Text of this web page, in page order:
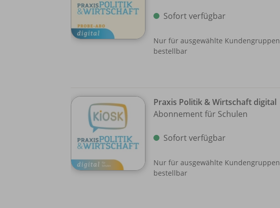
Sofort verfügbar
Nur für ausgewählte Kundengruppen
bestellbar
Praxis Politik & Wirtschaft digital
Abonnement für Schulen
Sofort verfügbar
Nur für ausgewählte Kundengruppen
bestellbar